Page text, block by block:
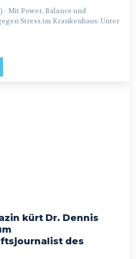
Stress im Krankenhaus: Unter
kürt Dr. Dennis
des